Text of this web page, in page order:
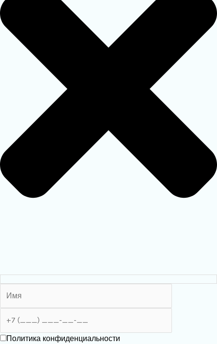
Политика конфиденциальности